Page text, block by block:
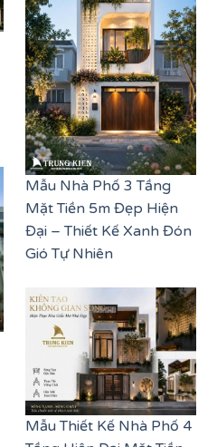
Mẫu Nhà Phố 3 Tầng
Mặt Tiền 5m Đẹp Hiện
Đại – Thiết Kế Xanh Đón
Gió Tự Nhiên
Mẫu Thiết Kế Nhà Phố 4